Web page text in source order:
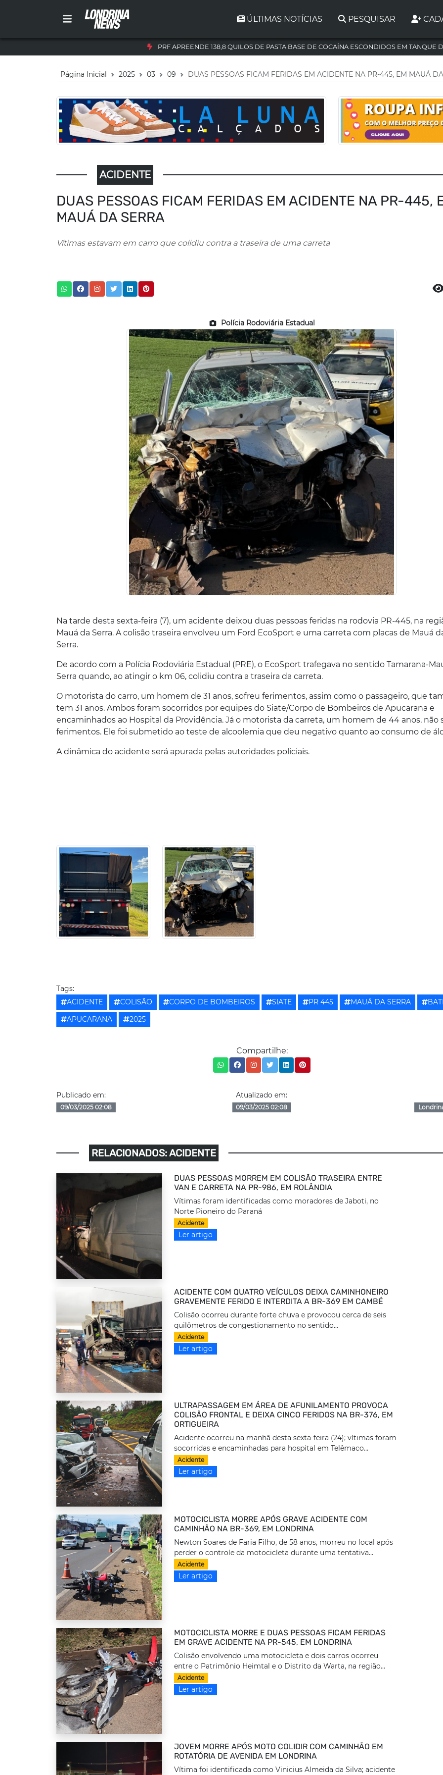
ÚLTIMAS NOTÍCIAS PESQUISAR
PRF APREENDE 138,8 QUILOS DE PASTA BASE DE COCAÍNA ESCONDIDOS EM TANQUE
Página Inicial 2025 03 09 DUAS PESSOAS FICAM FERIDAS EM ACIDENTE NA PR-445, EM MAUÁ
ACIDENTE
DUAS PESSOAS FICAM FERIDAS EM ACIDENTE NA PR-445,
MAUÁ DA SERRA
Vítimas estavam em carro que colidiu contra a traseira de uma carreta
Polícia Rodoviária Estadual
Na tarde desta sexta-feira (7), um acidente deixou duas pessoas feridas na rodovia PR-445, na
Mauá da Serra. A colisão traseira envolveu um Ford EcoSport e uma carreta com placas de Mauá
Serra.
De acordo com a Polícia Rodoviária Estadual (PRE), o EcoSport trafegava no sentido Tamarana-
Serra quando, ao atingir o km 06, colidiu contra a traseira da carreta.
O motorista do carro, um homem de 31 anos, sofreu ferimentos, assim como o passageiro, que
tem 31 anos. Ambos foram socorridos por equipes do Siate/Corpo de Bombeiros de Apucarana e
encaminhados ao Hospital da Providência. Já o motorista da carreta, um homem de 44 anos, não
ferimentos. Ele foi submetido ao teste de alcoolemia que deu negativo quanto ao consumo de
A dinâmica do acidente será apurada pelas autoridades policiais.
Tags:
ACIDENTE
COLISÃO CORPO DE BOMBEIROS SIATE PR 445 MAUÁ DA SERRA
APUCARANA
2025
Compartilhe:
Publicado em:
09/03/2025 02:08
Atualizado em:
09/03/2025 02:08
RELACIONADOS: ACIDENTE
DUAS PESSOAS MORREM EM COLISÃO TRASEIRA ENTRE
VAN E CARRETA NA PR-986, EM ROLÂNDIA
Vítimas foram identificadas como moradores de Jaboti, no
Norte Pioneiro do Paraná
Acidente
Ler artigo
ACIDENTE COM QUATRO VEÍCULOS DEIXA CAMINHONEIRO
GRAVEMENTE FERIDO E INTERDITA A BR-369 EM CAMBÉ
Colisão ocorreu durante forte chuva e provocou cerca de seis
quilômetros de congestionamento no sentido...
Acidente
Ler artigo
ULTRAPASSAGEM EM ÁREA DE AFUNILAMENTO PROVOCA
COLISÃO FRONTAL E DEIXA CINCO FERIDOS NA BR-376, EM
ORTIGUEIRA
Acidente ocorreu na manhã desta sexta-feira (24); vítimas foram
socorridas e encaminhadas para hospital em Telêmaco...
Acidente
Ler artigo
MOTOCICLISTA MORRE APÓS GRAVE ACIDENTE COM
CAMINHÃO NA BR-369, EM LONDRINA
Newton Soares de Faria Filho, de 58 anos, morreu no local após
perder o controle da motocicleta durante uma tentativa...
Acidente
Ler artigo
MOTOCICLISTA MORRE E DUAS PESSOAS FICAM FERIDAS
EM GRAVE ACIDENTE NA PR-545, EM LONDRINA
Colisão envolvendo uma motocicleta e dois carros ocorreu
entre o Patrimônio Heimtal e o Distrito da Warta, na região...
Acidente
Ler artigo
JOVEM MORRE APÓS MOTO COLIDIR COM CAMINHÃO EM
ROTATÓRIA DE AVENIDA EM LONDRINA
Vítima foi identificada como Vinicius Almeida da Silva; acidente